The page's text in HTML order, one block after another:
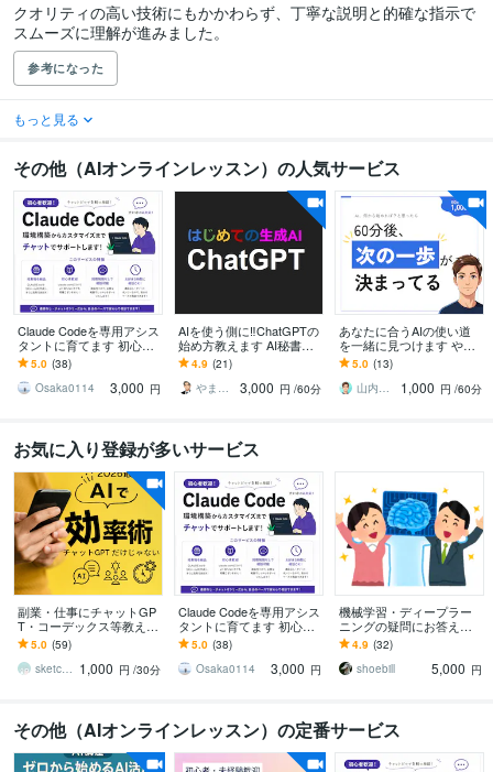
クオリティの高い技術にもかかわらず、丁寧な説明と的確な指示で
スムーズに理解が進みました。
参考になった
もっと見る
その他（AIオンラインレッスン）の人気サービス
Claude Codeを専用アシス
タントに育てます 初心者
大歓迎！環境構築や用途
に合うルール・スキルを
作成します
5.0 (38)
Osaka0114
3,000 円
AIを使う側に‼ChatGPTの
始め方教えます AI秘書
化！ChatGPT使いこなし
術/基礎からリスキリング
4.9 (21)
やまさん＠生き方の知恵
3,000 円 /60分
あなたに合うAIの使い道
を一緒に見つけます やり
たいことが曖昧でも大丈
夫｜話を聞ける現役エン
ジニア
5.0 (13)
山内｜考えを整理する現役エンジニア
1,000 円 /60分
お気に入り登録が多いサービス
副業・仕事にチャットGP
T・コーデックス等教えま
す SNS自動可・業務効率
・制作など Codex他の厳
選AI
5.0 (59)
sketchnews 1,000 円 /30分
Claude Codeを専用アシス
タントに育てます 初心者
大歓迎！環境構築や用途
に合うルール・スキルを
作成します
5.0 (38)
Osaka0114
3,000 円
機械学習・ディープラー
ニングの疑問にお答えし
ます 京都大学で博士号取
得後、アメリカ研究者経
験者がお手伝い
4.9 (32)
shoebill
5,000 円
その他（AIオンラインレッスン）の定番サービス